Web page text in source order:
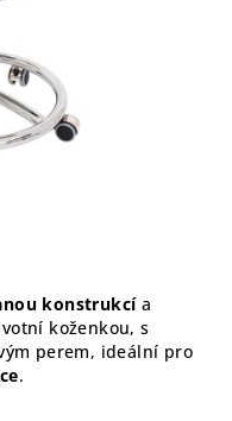
konstrukcía
koženkou, s
perem, ideální pro
.